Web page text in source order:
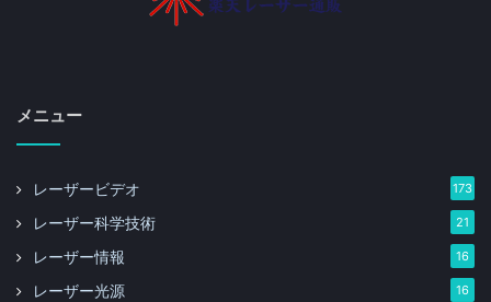
メニュー
レーザービデオ 173
レーザー科学技術 21
レーザー情報 16
レーザー光源 16